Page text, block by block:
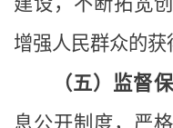
增强人民群众的获
（五）监督
息公开制度，严